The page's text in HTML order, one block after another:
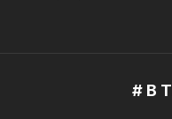
# В